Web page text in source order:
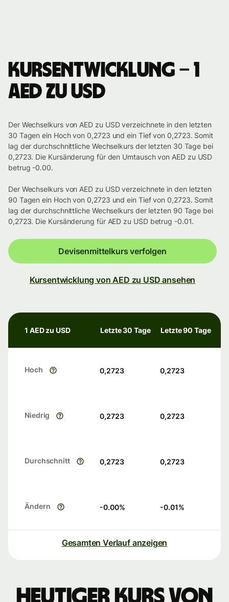
Kursentwicklung – 1
AED zu USD
Der Wechselkurs von AED zu USD verzeichnete in den letzten
30 Tagen ein Hoch von 0,2723 und ein Tief von 0,2723. Somit
lag der durchschnittliche Wechselkurs der letzten 30 Tage bei
0,2723. Die Kursänderung für den Umtausch von AED zu USD
betrug -0.00.
Der Wechselkurs von AED zu USD verzeichnete in den letzten
90 Tagen ein Hoch von 0,2723 und ein Tief von 0,2723. Somit
lag der durchschnittliche Wechselkurs der letzten 90 Tage bei
0,2723. Die Kursänderung für AED zu USD betrug -0.01.
Devisenmittelkurs verfolgen
Kursentwicklung von AED zu USD ansehen
1 AED zu USD Letzte 30 Tage Letzte 90 Tage
Hoch 0,2723 0,2723
Niedrig 0,2723 0,2723
Durchschnitt 0,2723 0,2723
Ändern -0.00% -0.01%
Gesamten Verlauf anzeigen
Heutiger Kurs von